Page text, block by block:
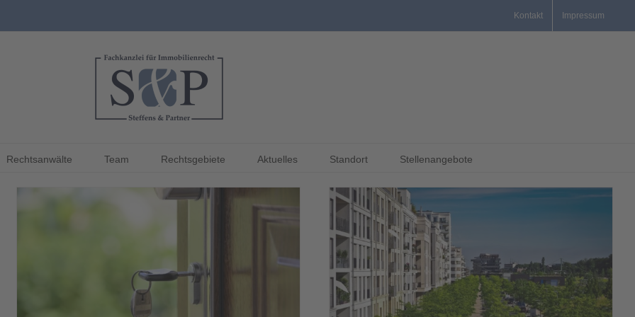
Kontakt Impressum
Rechtsanwälte Team Rechtsgebiete Aktuelles Standort Stellenangebote
Kündigung wegen Eigenbedarf – Verpflichtung zum
Anbieten einer Alternativwohnung